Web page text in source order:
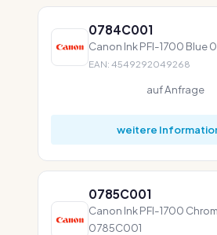
0784C001
Canon Ink PFI-1700 Blue
EAN: 4549292049268
auf Anfrage
weitere
0785C001
Canon Ink PFI-1700
0785C001